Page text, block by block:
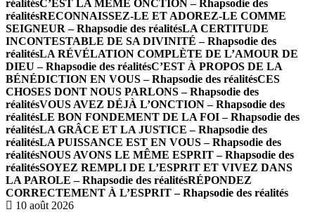
réalitésC’EST LA MÊME ONCTION – Rhapsodie des
réalitésRECONNAISSEZ-LE ET ADOREZ-LE COMME
SEIGNEUR – Rhapsodie des réalitésLA CERTITUDE
INCONTESTABLE DE SA DIVINITÉ – Rhapsodie des
réalitésLA RÉVÉLATION COMPLÈTE DE L’AMOUR DE
DIEU – Rhapsodie des réalitésC’EST À PROPOS DE LA
BÉNÉDICTION EN VOUS – Rhapsodie des réalitésCES
CHOSES DONT NOUS PARLONS – Rhapsodie des
réalitésVOUS AVEZ DÉJÀ L’ONCTION – Rhapsodie des
réalitésLE BON FONDEMENT DE LA FOI – Rhapsodie des
réalitésLA GRÂCE ET LA JUSTICE – Rhapsodie des
réalitésLA PUISSANCE EST EN VOUS – Rhapsodie des
réalitésNOUS AVONS LE MÊME ESPRIT – Rhapsodie des
réalitésSOYEZ REMPLI DE L’ESPRIT ET VIVEZ DANS
LA PAROLE – Rhapsodie des réalitésRÉPONDEZ
CORRECTEMENT À L’ESPRIT – Rhapsodie des réalités
10 août 2026